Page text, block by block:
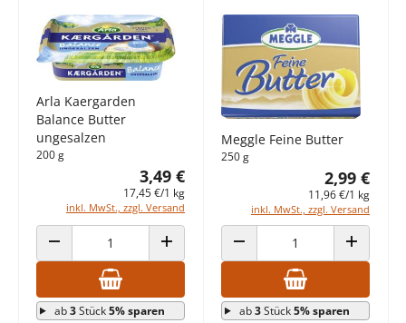
Arla Kaergarden
Balance Butter
ungesalzen
200 g
3,49 €
17,45 €/1 kg
inkl. MwSt., zzgl. Versand
ANZAHL VERRINGERN ANZAHL ERHÖHEN
ab3Stück5% sparen
Meggle Feine Butter
250 g
2,99 €
11,96 €/1 kg
inkl. MwSt., zzgl. Versand
ANZAHL VERRINGERN ANZAHL
ab3Stück5% sparen